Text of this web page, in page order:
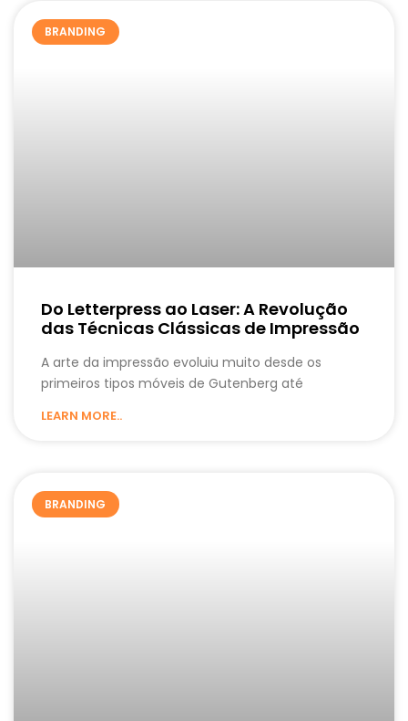
BRANDING
Do Letterpress ao Laser: A Revolução
das Técnicas Clássicas de Impressão
A arte da impressão evoluiu muito desde os
primeiros tipos móveis de Gutenberg até
LEARN MORE..
BRANDING